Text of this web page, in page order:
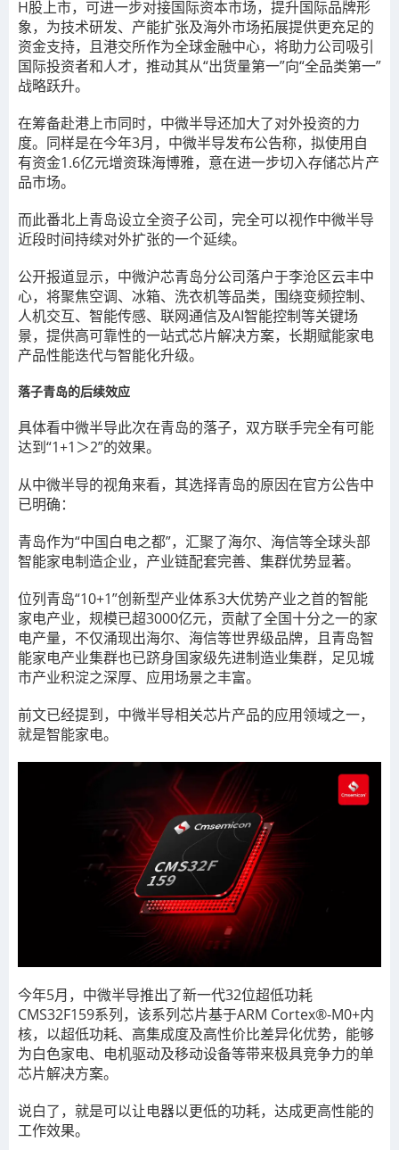
H股上市，可进一步对接国际资本市场，提升国际品牌形
象，为技术研发、产能扩张及海外市场拓展提供更充足的
资金支持，且港交所作为全球金融中心，将助力公司吸引
国际投资者和人才，推动其从“出货量第一”向“全品类第一”
战略跃升。
在筹备赴港上市同时，中微半导还加大了对外投资的力
度。同样是在今年3月，中微半导发布公告称，拟使用自
有资金1.6亿元增资珠海博雅，意在进一步切入存储芯片产
品市场。
而此番北上青岛设立全资子公司，完全可以视作中微半导
近段时间持续对外扩张的一个延续。
公开报道显示，中微沪芯青岛分公司落户于李沧区云丰中
心，将聚焦空调、冰箱、洗衣机等品类，围绕变频控制、
人机交互、智能传感、联网通信及AI智能控制等关键场
景，提供高可靠性的一站式芯片解决方案，长期赋能家电
产品性能迭代与智能化升级。
落子青岛的后续效应
具体看中微半导此次在青岛的落子，双方联手完全有可能
达到“1+1＞2”的效果。
从中微半导的视角来看，其选择青岛的原因在官方公告中
已明确：
青岛作为“中国白电之都”，汇聚了海尔、海信等全球头部
智能家电制造企业，产业链配套完善、集群优势显著。
位列青岛“10+1”创新型产业体系3大优势产业之首的智能
家电产业，规模已超3000亿元，贡献了全国十分之一的家
电产量，不仅涌现出海尔、海信等世界级品牌，且青岛智
能家电产业集群也已跻身国家级先进制造业集群，足见城
市产业积淀之深厚、应用场景之丰富。
前文已经提到，中微半导相关芯片产品的应用领域之一，
就是智能家电。
今年5月，中微半导推出了新一代32位超低功耗
CMS32F159系列，该系列芯片基于ARM Cortex®-M0+内
核，以超低功耗、高集成度及高性价比差异化优势，能够
为白色家电、电机驱动及移动设备等带来极具竞争力的单
芯片解决方案。
说白了，就是可以让电器以更低的功耗，达成更高性能的
工作效果。